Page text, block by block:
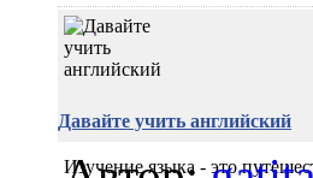
Давайте учить английский
Изучение языка - это